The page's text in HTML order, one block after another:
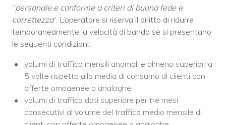
“personale e conforme a criteri di buona fede e
correttezza“. L’operatore si riserva il diritto di ridurre
temporaneamente la velocità di banda se si presentano
le seguenti condizioni:
volumi di traffico mensili anomali e almeno superiori a
5 volte rispetto alla media di consumo di clienti con
offerte omogenee o analoghe
volumi di traffico dati superiore per tre mesi
consecutivi al volume del traffico medio mensile di